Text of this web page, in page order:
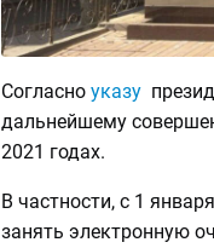
Согласно указу
дальнейшему
2021 годах.
В частности, с 1
занять электронную